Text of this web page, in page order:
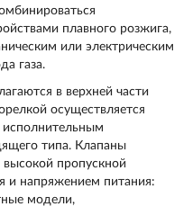
плавного розжига,
или электрическим
газа.
в верхней части
осуществляется
типа. Клапаны
высокой пропускной
и напряжением питания:
модели,